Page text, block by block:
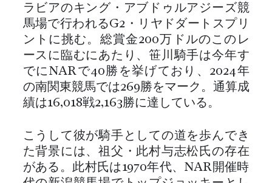
ラビアのキング・アブドゥルアジーズ競
馬場で行われるG2・リヤドダートスプリ
ントに挑む。総賞金200万ドルのこのレ
ースに臨むにあたり、笹川騎手は今年す
でにNARで40勝を挙げており、2024年
の南関東競馬では269勝をマーク。通算成
績は16,018戦2,163勝に達している。
こうして彼が騎手としての道を歩んでき
た背景には、祖父・此村与志松氏の存在
がある。此村氏は1970年代、NAR開催時